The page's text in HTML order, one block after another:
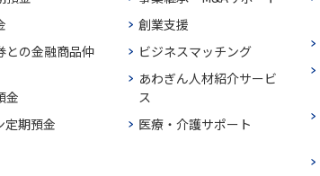
との金融商品仲
金
定期預金
創業支援
ビジネスマッチング
あわぎん人材紹介サービ
ス
医療・介護サポート